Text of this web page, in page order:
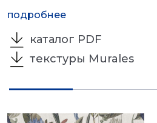
подробнее
каталог PDF
текстуры Murales